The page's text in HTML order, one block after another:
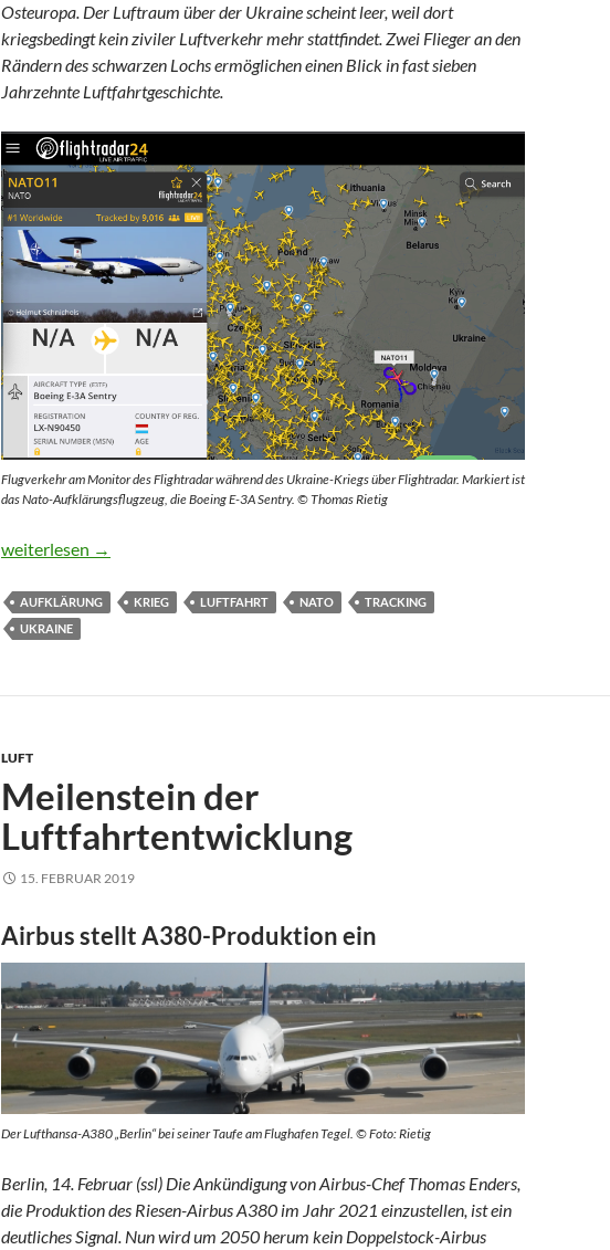
Osteuropa. Der Luftraum über der Ukraine scheint leer, weil dort
kriegsbedingt kein ziviler Luftverkehr mehr stattfindet. Zwei Flieger an den
Rändern des schwarzen Lochs ermöglichen einen Blick in fast sieben
Jahrzehnte Luftfahrtgeschichte.
Flugverkehr am Monitor des Flightradar während des Ukraine-Kriegs über Flightradar. Markiert ist
das Nato-Aufklärungsflugzeug, die Boeing E-3A Sentry. © Thomas Rietig
Am Rande des Krieges halten Oldtimer die Wacht
weiterlesen →
AUFKLÄRUNG KRIEG LUFTFAHRT NATO
TRACKING
UKRAINE
LUFT
Meilenstein der
Luftfahrtentwicklung
15. FEBRUAR 2019
Airbus stellt A380-Produktion ein
Der Lufthansa-A380 „Berlin“ bei seiner Taufe am Flughafen Tegel. © Foto: Rietig
Berlin, 14. Februar (ssl) Die Ankündigung von Airbus-Chef Thomas Enders,
die Produktion des Riesen-Airbus A380 im Jahr 2021 einzustellen, ist ein
deutliches Signal. Nun wird um 2050 herum kein Doppelstock-Airbus